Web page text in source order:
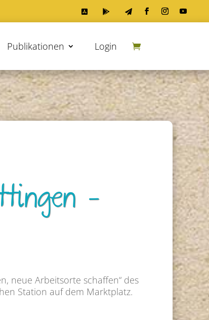



Publikationen Login
–
neue Arbeitsorte schaffen“ des
Station auf dem Marktplatz.